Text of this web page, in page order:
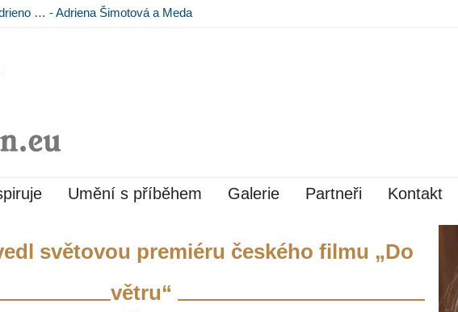
… - Adriena Šimotová a Meda
Umění s příběhem Galerie Partneři Kontakt
světovou premiéru českého filmu „Do
větru“